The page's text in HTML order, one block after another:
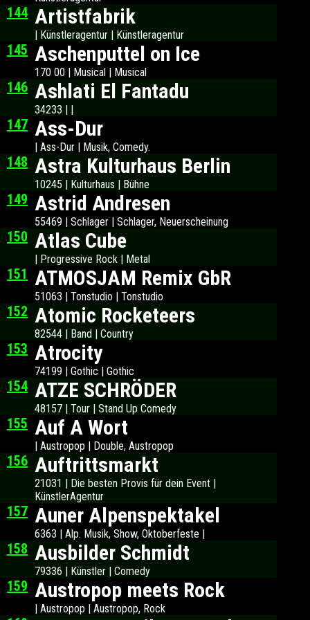
144 Artistfabrik
| Künstleragentur | Künstleragentur
145 Aschenputtel on Ice
170 00 | Musical | Musical
146 Ashlati El Fantadu
34233 | |
147 Ass-Dur
| Ass-Dur | Musik, Comedy.
148 Astra Kulturhaus Berlin
10245 | Kulturhaus | Bühne
149 Astrid Andresen
55469 | Schlager | Schlager, Neuerscheinung
150 Atlas Cube
| Progressive Rock | Metal
151 ATMOSJAM Remix GbR
51063 | Tonstudio | Tonstudio
152 Atomic Rocketeers
82544 | Band | Country
153 Atrocity
74199 | Gothic | Gothic
154 ATZE SCHRÖDER
48157 | Tour | Stand Up Comedy
155 Auf A Wort
| Austropop | Double, Austropop
156 Auftrittsmarkt
21031 | Die besten Provis für dein Event |
KünstlerAgentur
157 Auner Alpenspektakel
6363 | Alp. Musik, Show, Oktoberfeste |
158 Ausbilder Schmidt
79336 | Künstler | Comedy
159 Austropop meets Rock
| Austropop | Austropop, Rock